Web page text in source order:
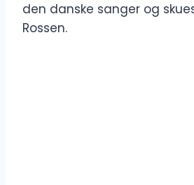
den danske sanger og
Rossen.